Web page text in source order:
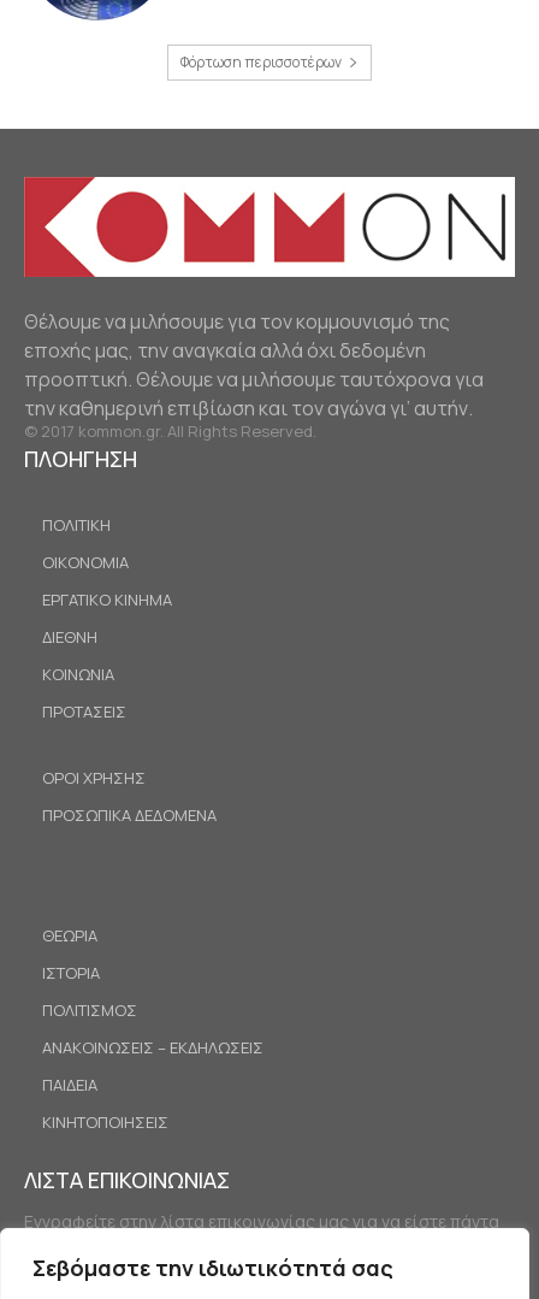
Σεβόμαστε την ιδιωτικότητά σας
Φόρτωση περισσοτέρων
Θέλουμε να μιλήσουμε για τον κομμουνισμό της
εποχής μας, την αναγκαία αλλά όχι δεδομένη
προοπτική. Θέλουμε να μιλήσουμε ταυτόχρονα για
την καθημερινή επιβίωση και τον αγώνα γι’ αυτήν.
© 2017 kommon.gr. All Rights Reserved.
ΠΛΟΗΓΗΣΗ
ΠΟΛΙΤΙΚΗ
ΟΙΚΟΝΟΜΙΑ
ΕΡΓΑΤΙΚΟ ΚΙΝΗΜΑ
ΔΙΕΘΝΗ
ΚΟΙΝΩΝΙΑ
ΠΡΟΤΑΣΕΙΣ
ΟΡΟΙ ΧΡΗΣΗΣ
ΠΡΟΣΩΠΙΚΑ ΔΕΔΟΜΕΝΑ
ΘΕΩΡΙΑ
ΙΣΤΟΡΙΑ
ΠΟΛΙΤΙΣΜΟΣ
ΑΝΑΚΟΙΝΩΣΕΙΣ – ΕΚΔΗΛΩΣΕΙΣ
ΠΑΙΔΕΙΑ
ΚΙΝΗΤΟΠΟΙΗΣΕΙΣ
ΛΙΣΤΑ ΕΠΙΚΟΙΝΩΝΙΑΣ
Εγγραφείτε στην λίστα επικοινωνίας μας για να είστε πάντα